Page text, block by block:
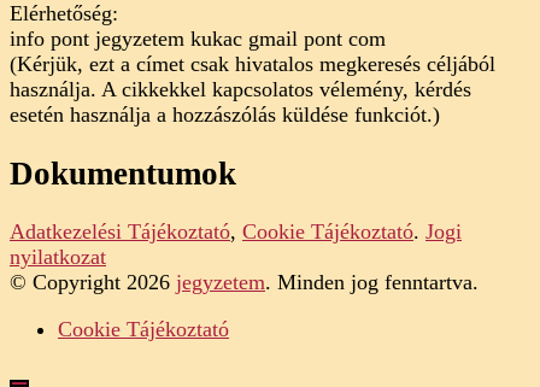
Elérhetőség:
info pont jegyzetem kukac gmail pont com
(Kérjük, ezt a címet csak hivatalos megkeresés céljából
használja. A cikkekkel kapcsolatos vélemény, kérdés
esetén használja a hozzászólás küldése funkciót.)
Dokumentumok
Adatkezelési Tájékoztató, Cookie Tájékoztató. Jogi
nyilatkozat
© Copyright 2026 jegyzetem. Minden jog fenntartva.
Cookie Tájékoztató